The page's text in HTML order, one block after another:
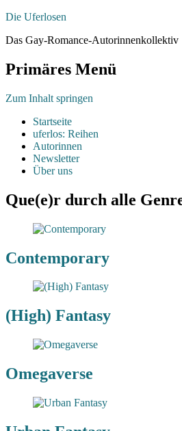
Die Uferlosen
Das Gay-Romance-Autorinnenkollektiv
Primäres Menü
Zum Inhalt springen
Startseite
uferlos: Reihen
Autorinnen
Newsletter
Über uns
Que(e)r durch alle
Contemporary
(High) Fantasy
Omegaverse